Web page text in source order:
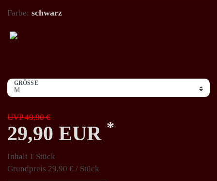
Farbe: schwarz
GRÖSSE
UVP 49,90 €
29,90 EUR *
Inhalt 1 Stück
Grundpreis 29,90 € / Stück